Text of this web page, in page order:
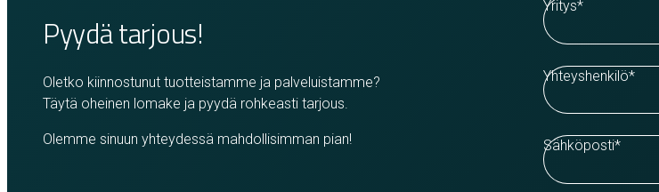
Pyydä tarjous!
Oletko kiinnostunut tuotteistamme ja palveluistamme?
Täytä oheinen lomake ja pyydä rohkeasti tarjous.
Olemme sinuun yhteydessä mahdollisimman pian!
Yritys*
Yhteyshenkilö*
Sähköposti*